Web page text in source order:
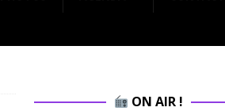
ON AIR !